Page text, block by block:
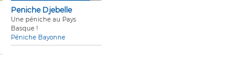
Peniche Djebelle
Une péniche au Pays
Basque !
Péniche Bayonne